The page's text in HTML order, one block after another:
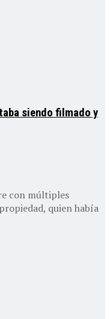
siendo filmado y
con múltiples
quien había